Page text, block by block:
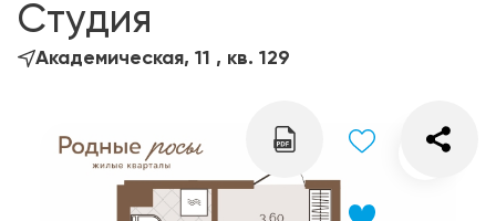
Студия
Академическая, 11 , кв. 129